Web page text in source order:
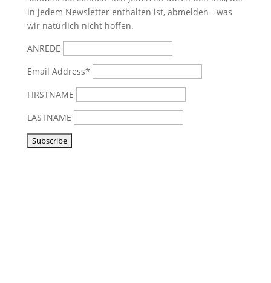
in jedem Newsletter enthalten ist, abmelden - was
wir natürlich nicht hoffen.
ANREDE
Email Address*
FIRSTNAME
LASTNAME